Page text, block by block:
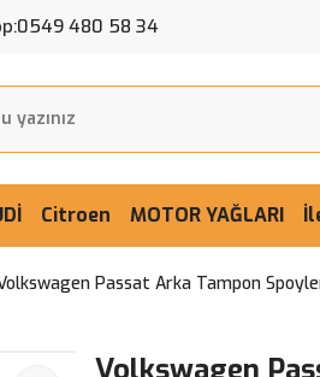
0549 480 58 34
Citroen MOTOR YAĞLARI
Passat Arka Tampon